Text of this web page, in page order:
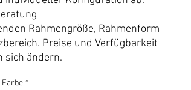
Rahmengröße, Rahmenform
Preise und Verfügbarkeit
sich ändern.
Farbe *